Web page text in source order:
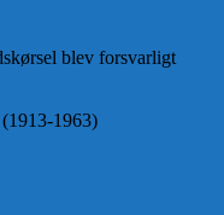
blev forsvarligt
(1913-1963)